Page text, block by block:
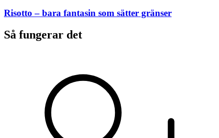
Risotto – bara fantasin som sätter gränser
Så fungerar det